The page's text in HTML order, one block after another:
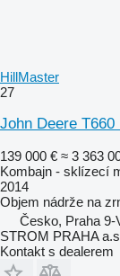
HillMaster
27
John Deere
139 000 € ≈ 3 363
Kombajn - sklízecí
2014
Objem nádrže na
Česko, Praha 9-
STROM PRAHA
Kontakt s dealerem